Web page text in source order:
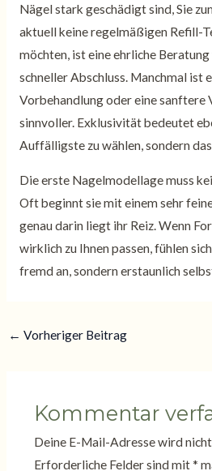
Nägel stark geschädigt sind, Sie
aktuell keine regelmäßigen Refill-
möchten, ist eine ehrliche
schneller Abschluss. Manchmal ist
Vorbehandlung oder eine sanftere
sinnvoller. Exklusivität bedeutet
Auffälligste zu wählen, sondern
Die erste Nagelmodellage muss
Oft beginnt sie mit einem sehr
genau darin liegt ihr Reiz. Wenn
wirklich zu Ihnen passen, fühlen
fremd an, sondern erstaunlich
← Vorheriger Beitrag
Kommentar
Deine E-Mail-Adresse wird
Erforderliche Felder sind mit *